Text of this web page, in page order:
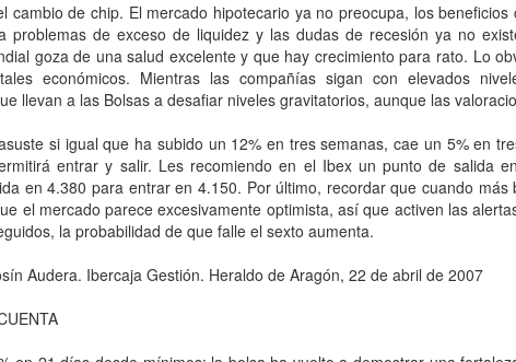
cambio de chip. El mercado hipotecario ya no preocupa, los
problemas de exceso de liquidez y las dudas de recesión ya no
goza de una salud excelente y que hay crecimiento para rato. Lo
económicos. Mientras las compañías sigan con elevados
llevan a las Bolsas a desafiar niveles gravitatorios, aunque las
si igual que ha subido un 12% en tres semanas, cae un 5% en
entrar y salir. Les recomiendo en el Ibex un punto de salida
en 4.380 para entrar en 4.150. Por último, recordar que cuando
el mercado parece excesivamente optimista, así que activen las
la probabilidad de que falle el sexto aumenta.
Audera. Ibercaja Gestión. Heraldo de Aragón, 22 de abril de 2007